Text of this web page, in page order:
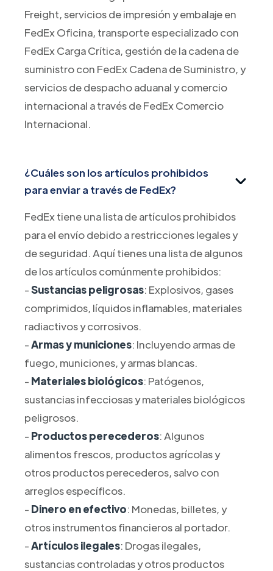
Freight, servicios de impresión y embalaje en
FedEx Oficina, transporte especializado con
FedEx Carga Crítica, gestión de la cadena de
suministro con FedEx Cadena de Suministro, y
servicios de despacho aduanal y comercio
internacional a través de FedEx Comercio
Internacional.
¿Cuáles son los artículos prohibidos
para enviar a través de FedEx?
FedEx tiene una lista de artículos prohibidos
para el envío debido a restricciones legales y
de seguridad. Aquí tienes una lista de algunos
de los artículos comúnmente prohibidos:
-Sustancias peligrosas: Explosivos, gases
comprimidos, líquidos inflamables, materiales
radiactivos y corrosivos.
-Armas y municiones: Incluyendo armas de
fuego, municiones, y armas blancas.
- Materiales biológicos: Patógenos,
sustancias infecciosas y materiales biológicos
peligrosos.
- Productos perecederos: Algunos
alimentos frescos, productos agrícolas y
otros productos perecederos, salvo con
arreglos específicos.
- Dinero en efectivo: Monedas, billetes, y
otros instrumentos financieros al portador.
-Artículos ilegales: Drogas ilegales,
sustancias controladas y otros productos